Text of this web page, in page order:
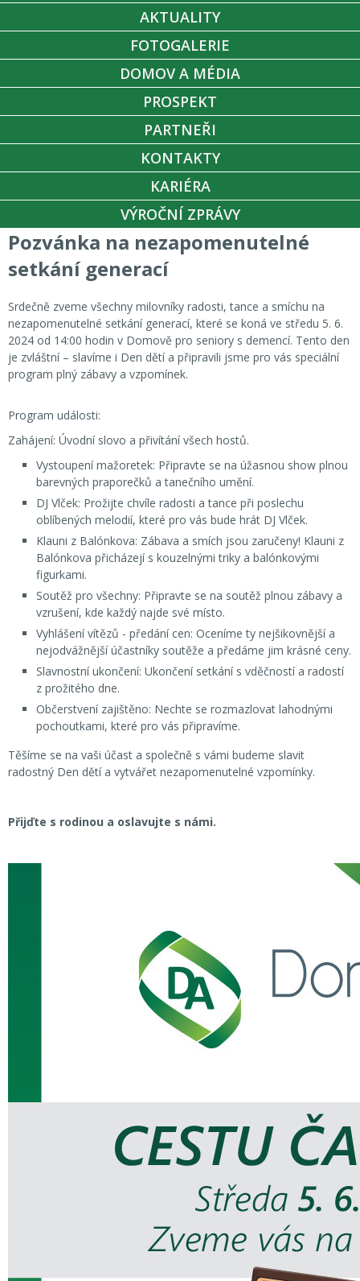
AKTUALITY
FOTOGALERIE
DOMOV A MÉDIA
PROSPEKT
PARTNEŘI
KONTAKTY
KARIÉRA
VÝROČNÍ ZPRÁVY
Pozvánka na nezapomenutelné
setkání generací
Srdečně zveme všechny milovníky radosti, tance a smíchu na
nezapomenutelné setkání generací, které se koná ve středu 5. 6.
2024 od 14:00 hodin v Domově pro seniory s demencí. Tento den
je zvláštní – slavíme i Den dětí a připravili jsme pro vás speciální
program plný zábavy a vzpomínek.
Program události:
Zahájení: Úvodní slovo a přivítání všech hostů.
Vystoupení mažoretek: Připravte se na úžasnou show plnou
barevných praporečků a tanečního umění.
DJ Vlček: Prožijte chvíle radosti a tance při poslechu
oblíbených melodií, které pro vás bude hrát DJ Vlček.
Klauni z Balónkova: Zábava a smích jsou zaručeny! Klauni z
Balónkova přicházejí s kouzelnými triky a balónkovými
figurkami.
Soutěž pro všechny: Připravte se na soutěž plnou zábavy a
vzrušení, kde každý najde své místo.
Vyhlášení vítězů - předání cen: Oceníme ty nejšikovnější a
nejodvážnější účastníky soutěže a předáme jim krásné ceny.
Slavnostní ukončení: Ukončení setkání s vděčností a radostí
z prožitého dne.
Občerstvení zajištěno: Nechte se rozmazlovat lahodnými
pochoutkami, které pro vás připravíme.
Těšíme se na vaši účast a společně s vámi budeme slavit
radostný Den dětí a vytvářet nezapomenutelné vzpomínky.
Přijďte s rodinou a oslavujte s námi.